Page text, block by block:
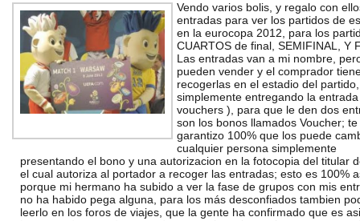
Vendo varios bolis, y regalo con
entradas para ver los partidos de
en la eurocopa 2012, para los
CUARTOS de final, SEMIFINAL, Y
Las entradas van a mi nombre,
pueden vender y el comprador
recogerlas en el estadio del partido,
simplemente entregando la
vouchers ), para que le den dos
son los bonos llamados Voucher; te
garantizo 100% que los puede
cualquier persona simplemente
presentando el bono y una autorizacion en la fotocopia del titular
el cual autoriza al portador a recoger las entradas; esto es 100%
porque mi hermano ha subido a ver la fase de grupos con mis
no ha habido pega alguna, para los más desconfiados tambien
leerlo en los foros de viajes, que la gente ha confirmado que es